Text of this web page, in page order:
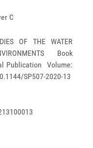
C
OF THE WATER
Book
Publication Volume:
SP507-2020-13